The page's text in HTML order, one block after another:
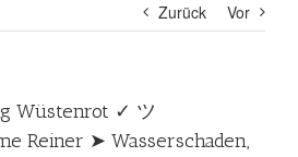
Zurück Vor
Wüstenrot ✓ ツ
Reiner ➤ Wasserschaden,